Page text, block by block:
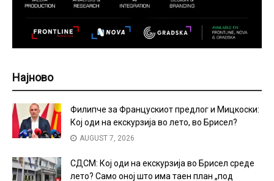
Најново
Филипче за Францускиот предлог и Мицкоски:
Кој оди на екскурзија во лето, во Брисел?
AUGUST 7, 2026
СДСМ: Кој оди на екскурзија во Брисел среде
лето? Само оној што има таен план „под